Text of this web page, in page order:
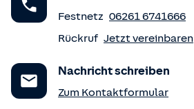
Festnetz 06261 6741666
Rückruf Jetzt vereinbaren
Nachricht schreiben
Zum Kontaktformular